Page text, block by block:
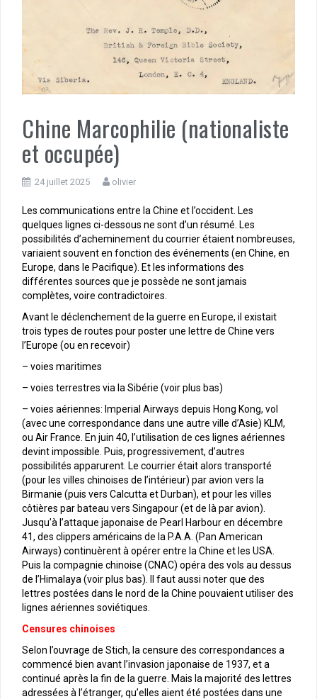
Chine Marcophilie (nationaliste
et occupée)
24 juillet 2025 olivier
Les communications entre la Chine et l’occident. Les
quelques lignes ci-dessous ne sont d’un résumé. Les
possibilités d’acheminement du courrier étaient nombreuses,
variaient souvent en fonction des événements (en Chine, en
Europe, dans le Pacifique). Et les informations des
différentes sources que je possède ne sont jamais
complètes, voire contradictoires.
Avant le déclenchement de la guerre en Europe, il existait
trois types de routes pour poster une lettre de Chine vers
l’Europe (ou en recevoir)
– voies maritimes
– voies terrestres via la Sibérie (voir plus bas)
– voies aériennes: Imperial Airways depuis Hong Kong, vol
(avec une correspondance dans une autre ville d’Asie) KLM,
ou Air France. En juin 40, l’utilisation de ces lignes aériennes
devint impossible. Puis, progressivement, d’autres
possibilités apparurent. Le courrier était alors transporté
(pour les villes chinoises de l’intérieur) par avion vers la
Birmanie (puis vers Calcutta et Durban), et pour les villes
côtières par bateau vers Singapour (et de là par avion).
Jusqu’à l’attaque japonaise de Pearl Harbour en décembre
41, des clippers américains de la P.A.A. (Pan American
Airways) continuèrent à opérer entre la Chine et les USA.
Puis la compagnie chinoise (CNAC) opéra des vols au dessus
de l’Himalaya (voir plus bas). Il faut aussi noter que des
lettres postées dans le nord de la Chine pouvaient utiliser des
lignes aériennes soviétiques.
Censures chinoises
Selon l’ouvrage de Stich, la censure des correspondances a
commencé bien avant l’invasion japonaise de 1937, et a
continué après la fin de la guerre. Mais la majorité des lettres
adressées à l’étranger, qu’elles aient été postées dans une